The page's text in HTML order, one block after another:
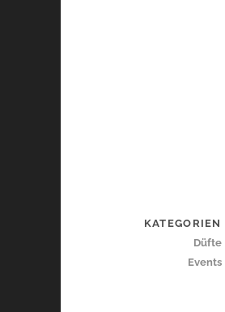
KATEGORIEN
Düfte
Events